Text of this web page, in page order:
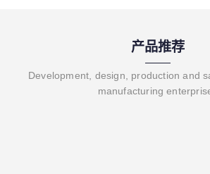
产品推荐
Development, design, production and
manufacturing